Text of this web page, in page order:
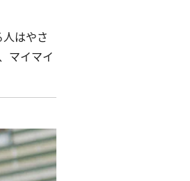
はやさ
マイマイ